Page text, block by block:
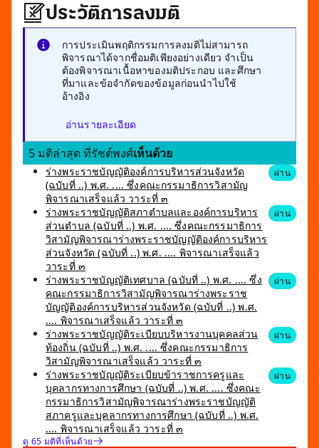
ประวัติการลงมติ
การประเมินพฤติกรรมการลงมติไม่สามารถ
พิจารณาได้จากชื่อมติเพียงอย่างเดียว จำเป็น
ต้องพิจารณาเนื้อหาของมติประกอบ และศึกษา
ที่มาและข้อจำกัดของข้อมูลก่อนนำไปใช้
อ้างอิง
อ่านรายละเอียด
5 มติล่าสุด ที่รัชต์พงศ์เห็นด้วย
ร่างพระราชบัญญัติองค์การบริหารส่วนจังหวัด
(ฉบับที่ ..) พ.ศ. .... ซึ่งคณะกรรมาธิการวิสามัญ
พิจารณาเสร็จแล้ว วาระที่ ๓
ผ่าน
ร่างพระราชบัญญัติสภาตำบลและองค์การบริหาร
ส่วนตำบล (ฉบับที่ ..) พ.ศ. .... ซึ่งคณะกรรมาธิการ
วิสามัญพิจารณาร่างพระราชบัญญัติองค์การบริหาร
ส่วนจังหวัด (ฉบับที่ ..) พ.ศ. .... พิจารณาเสร็จแล้ว
วาระที่ ๓
ผ่าน
ร่างพระราชบัญญัติเทศบาล (ฉบับที่ ..) พ.ศ. .... ซึ่ง
คณะกรรมาธิการวิสามัญพิจารณาร่างพระราช
บัญญัติองค์การบริหารส่วนจังหวัด (ฉบับที่ ..) พ.ศ.
.... พิจารณาเสร็จแล้ว วาระที่ ๓
ผ่าน
ร่างพระราชบัญญัติระเบียบบริหารงานบุคคลส่วน
ท้องถิ่น (ฉบับที่ ..) พ.ศ. .... ซึ่งคณะกรรมาธิการ
วิสามัญพิจารณาเสร็จแล้ว วาระที่ ๓
ผ่าน
ร่างพระราชบัญญัติระเบียบข้าราชการครูและ
บุคลากรทางการศึกษา (ฉบับที่ ..) พ.ศ. .... ซึ่งคณะ
กรรมาธิการวิสามัญพิจารณาร่างพระราชบัญญัติ
สภาครูและบุคลากรทางการศึกษา (ฉบับที่ ..) พ.ศ.
.... พิจารณาเสร็จแล้ว วาระที่ ๓
ผ่าน
ดู 65 มติที่เห็นด้วย